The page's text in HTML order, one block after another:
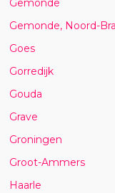
Gemonde
Gemonde, Noord-
Goes
Gorredijk
Gouda
Grave
Groningen
Groot-Ammers
Haarle